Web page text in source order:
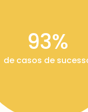
93%
de casos de